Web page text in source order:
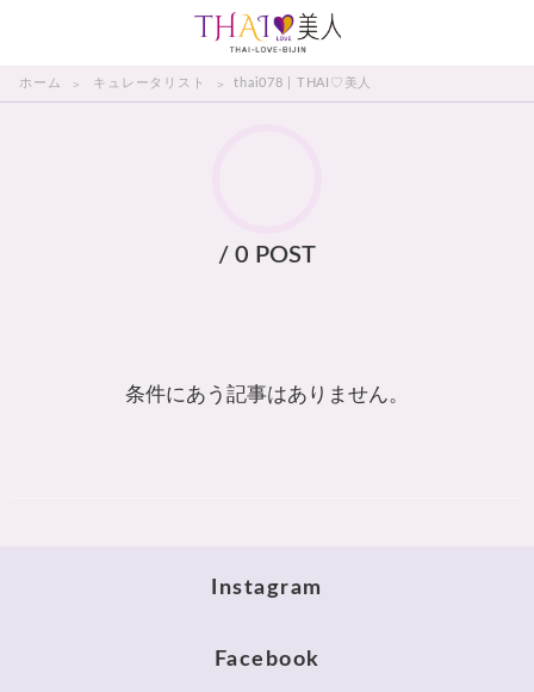
ホーム キュレータリスト thai078 | THAI♡美人
/ 0 POST
条件にあう記事はありません。
Instagram
Facebook